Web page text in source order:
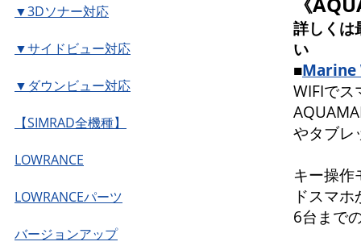
▼3Dソナー対応
▼サイドビュー対応
▼ダウンビュー対応
【SIMRAD全機種】
LOWRANCE
LOWRANCEパーツ
バージョンアップ
詳しくは
い
■Marine
WIFIで
やタブ
キー操作
ドスマ
6台まで